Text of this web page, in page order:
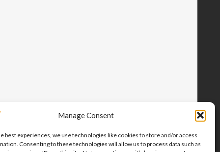
Manage Consent
best experiences, we use technologies like cookies to store and/or access
Consenting to these technologies will allow us to process data such as